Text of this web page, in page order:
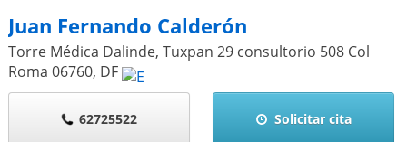
Juan Fernando Calderón
Torre Médica Dalinde, Tuxpan 29 consultorio 508 Col
Roma 06760, DF
62725522 Solicitar cita